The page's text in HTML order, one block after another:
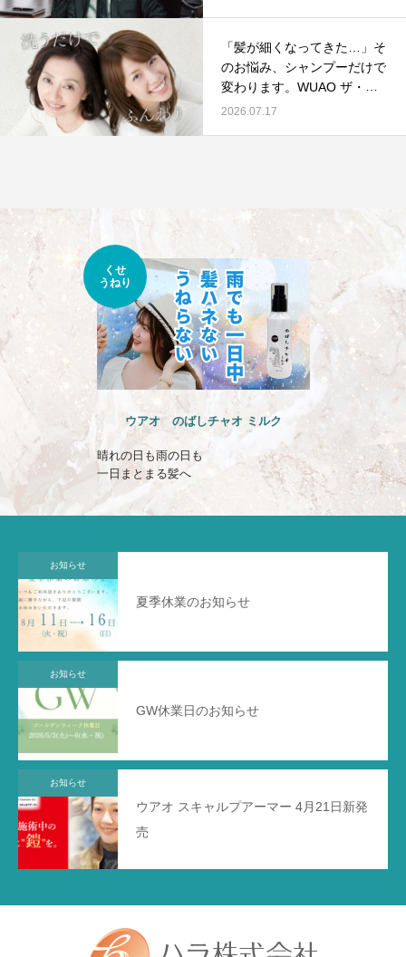
「髪が細くなってきた…」そ
のお悩み、シャンプーだけで
変わります。WUAO ザ・ボ
リューム オールインワンシ
2026.07.17
くせ
うねり
ウアオ のばしチャオ ミルク
晴れの日も雨の日も
一日まとまる髪へ
お知らせ
夏季休業のお知らせ
お知らせ
GW休業日のお知らせ
お知らせ
ウアオ スキャルプアーマー 4月21日新発
売